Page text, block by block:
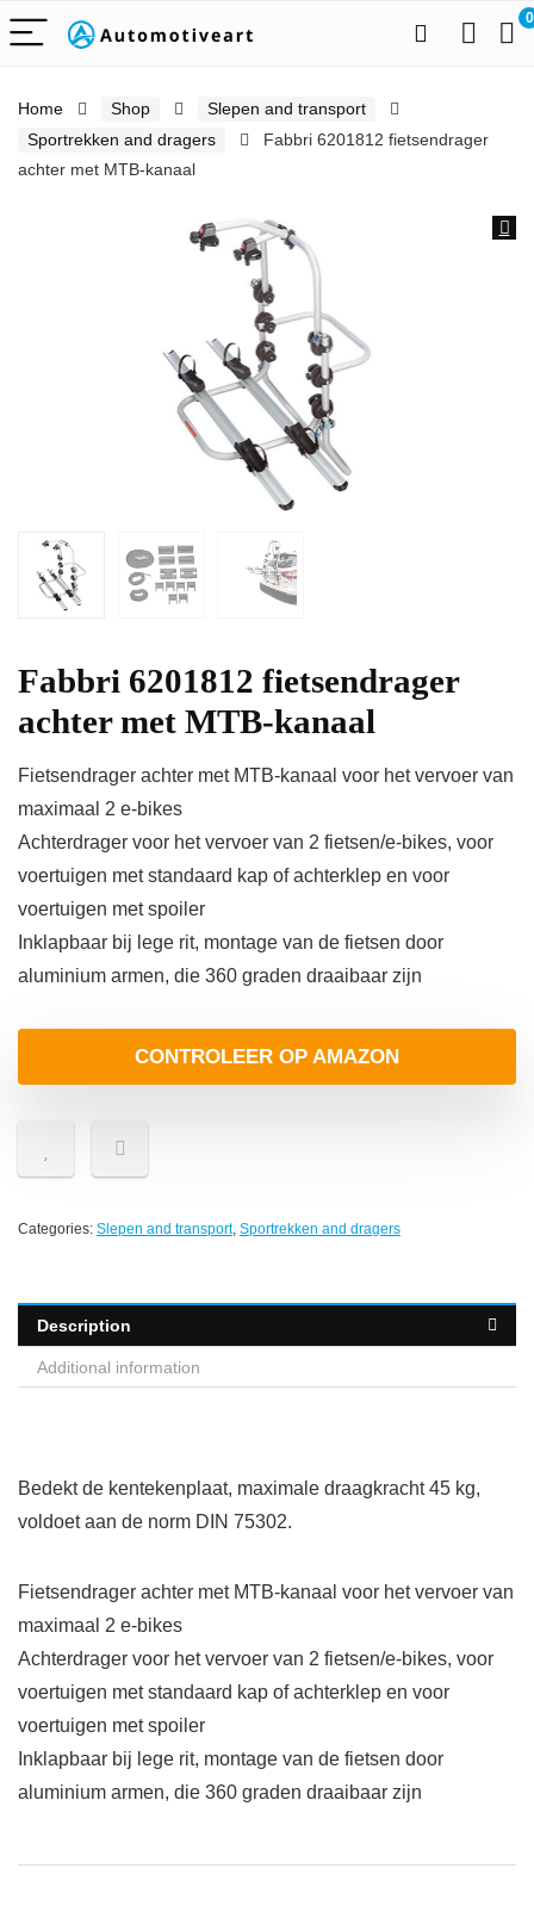
0
Home Shop
Slepen and transport
Sportrekken and dragers
Fabbri 6201812 fietsendrager
achter met MTB-kanaal
Fabbri 6201812 fietsendrager
achter met MTB-kanaal
Fietsendrager achter met MTB-kanaal voor het vervoer van
maximaal 2 e-bikes
Achterdrager voor het vervoer van 2 fietsen/e-bikes, voor
voertuigen met standaard kap of achterklep en voor
voertuigen met spoiler
Inklapbaar bij lege rit, montage van de fietsen door
aluminium armen, die 360 graden draaibaar zijn
CONTROLEER OP AMAZON
Categories: Slepen and transport, Sportrekken and dragers
Description
Additional information
Bedekt de kentekenplaat, maximale draagkracht 45 kg,
voldoet aan de norm DIN 75302.
Fietsendrager achter met MTB-kanaal voor het vervoer van
maximaal 2 e-bikes
Achterdrager voor het vervoer van 2 fietsen/e-bikes, voor
voertuigen met standaard kap of achterklep en voor
voertuigen met spoiler
Inklapbaar bij lege rit, montage van de fietsen door
aluminium armen, die 360 graden draaibaar zijn